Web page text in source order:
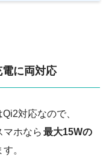
に両対応
Qi2対応なので、
マホなら 最大15Wの
。